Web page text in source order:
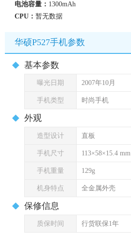
电池容量： 1300mAh
CPU： 暂无数据
华硕P527手机参数
基本参数
曝光日期 2007年10月
手机类型 时尚手机
外观
造型设计 直板
手机尺寸 113×58×15.4 mm
手机重量 129g
机身特点 全金属外壳
保修信息
质保时间 行货联保1年